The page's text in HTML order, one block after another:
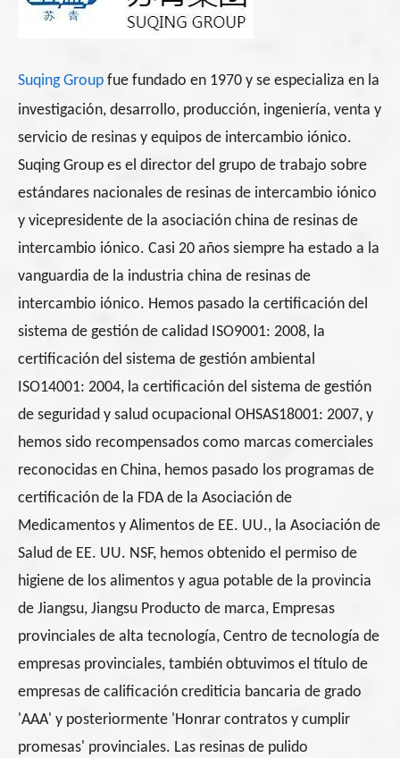
Suqing Group fue fundado en 1970 y se especializa en la
investigación, desarrollo, producción, ingeniería, venta y
servicio de resinas y equipos de intercambio iónico.
Suqing Group es el director del grupo de trabajo sobre
estándares nacionales de resinas de intercambio iónico
y vicepresidente de la asociación china de resinas de
intercambio iónico. Casi 20 años siempre ha estado a la
vanguardia de la industria china de resinas de
intercambio iónico. Hemos pasado la certificación del
sistema de gestión de calidad ISO9001: 2008, la
certificación del sistema de gestión ambiental
ISO14001: 2004, la certificación del sistema de gestión
de seguridad y salud ocupacional OHSAS18001: 2007, y
hemos sido recompensados como marcas comerciales
reconocidas en China, hemos pasado los programas de
certificación de la FDA de la Asociación de
Medicamentos y Alimentos de EE. UU., la Asociación de
Salud de EE. UU. NSF, hemos obtenido el permiso de
higiene de los alimentos y agua potable de la provincia
de Jiangsu, Jiangsu Producto de marca, Empresas
provinciales de alta tecnología, Centro de tecnología de
empresas provinciales, también obtuvimos el título de
empresas de calificación crediticia bancaria de grado
'AAA' y posteriormente 'Honrar contratos y cumplir
promesas' provinciales. Las resinas de pulido